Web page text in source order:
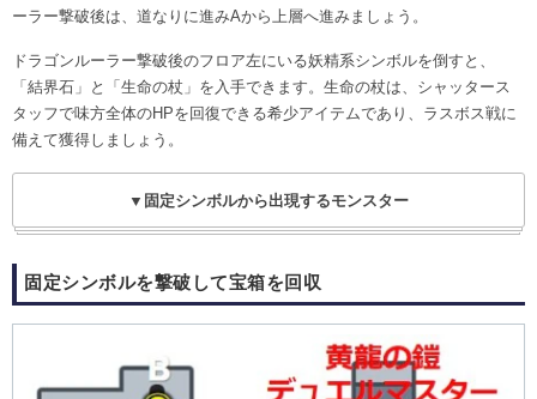
ーラー撃破後は、道なりに進みAから上層へ進みましょう。
ドラゴンルーラー撃破後のフロア左にいる妖精系シンボルを倒すと、
「結界石」と「生命の杖」を入手できます。生命の杖は、シャッタース
タッフで味方全体のHPを回復できる希少アイテムであり、ラスボス戦に
備えて獲得しましょう。
▼固定シンボルから出現するモンスター
固定シンボルを撃破して宝箱を回収